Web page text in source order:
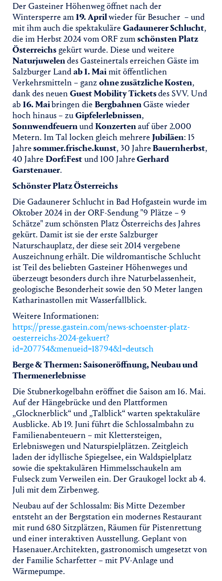
Der Gasteiner Höhenweg öffnet nach der
Wintersperre am19. Aprilwieder für Besucher – und
mit ihm auch die spektakuläre Gadaunerer Schlucht,
die im Herbst 2024 vom ORF zumschönsten Platz
Österreichsgekürt wurde. Diese und weitere
Naturjuwelendes Gasteinertals erreichen Gäste im
Salzburger Landab 1. Maimit öffentlichen
Verkehrsmitteln – ganz ohne zusätzliche Kosten,
dank des neuenGuest Mobility Ticketsdes SVV. Und
ab16. Maibringen die BergbahnenGäste wieder
hoch hinaus – zuGipfelerlebnissen,
SonnwendfeuernundKonzertenauf über 2.000
Metern. Im Tal locken gleich mehrere Jubiläen: 15
Jahresommer.frische.kunst, 30 JahreBauernherbst,
40 Jahre Dorf:Festund 100 JahreGerhard
Garstenauer.
Schönster Platz Österreichs
Die Gadaunerer Schlucht in Bad Hofgastein wurde im
Oktober 2024 in der ORF-Sendung "9 Plätze – 9
Schätze" zum schönsten Platz Österreichs des Jahres
gekürt. Damit ist sie der erste Salzburger
Naturschauplatz, der diese seit 2014 vergebene
Auszeichnung erhält. Die wildromantische Schlucht
ist Teil des beliebten Gasteiner Höhenweges und
überzeugt besonders durch ihre Naturbelassenheit,
geologische Besonderheit sowie den 50 Meter langen
Katharinastollen mit Wasserfallblick.
Weitere Informationen:
https://presse.gastein.com/news-schoenster-platz-
oesterreichs-2024-gekuert?
id=207754&menueid=18794&l=deutsch
Berge & Thermen: Saisoneröffnung, Neubau und
Thermenerlebnisse
Die Stubnerkogelbahn eröffnet die Saison am 16. Mai.
Auf der Hängebrücke und den Plattformen
„Glocknerblick“ und „Talblick“ warten spektakuläre
Ausblicke. Ab 19. Juni führt die Schlossalmbahn zu
Familienabenteuern – mit Klettersteigen,
Erlebniswegen und Naturspielplätzen. Zeitgleich
laden der idyllische Spiegelsee, ein Waldspielplatz
sowie die spektakulären Himmelsschaukeln am
Fulseck zum Verweilen ein. Der Graukogel lockt ab 4.
Juli mit dem Zirbenweg.
Neubau auf der Schlossalm: Bis Mitte Dezember
entsteht an der Bergstation ein modernes Restaurant
mit rund 680 Sitzplätzen, Räumen für Pistenrettung
und einer interaktiven Ausstellung. Geplant von
Hasenauer.Architekten, gastronomisch umgesetzt von
der Familie Scharfetter – mit PV-Anlage und
Wärmepumpe.